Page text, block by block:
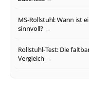
MS-Rollstuhl: Wann ist
sinnvoll?
Rollstuhl-Test: Die
Vergleich